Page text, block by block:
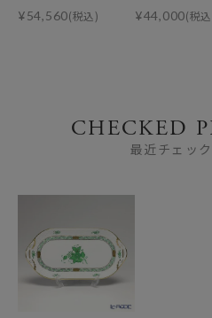
¥54,560(税込) ¥44,000(税
CHECKED
最近チェッ